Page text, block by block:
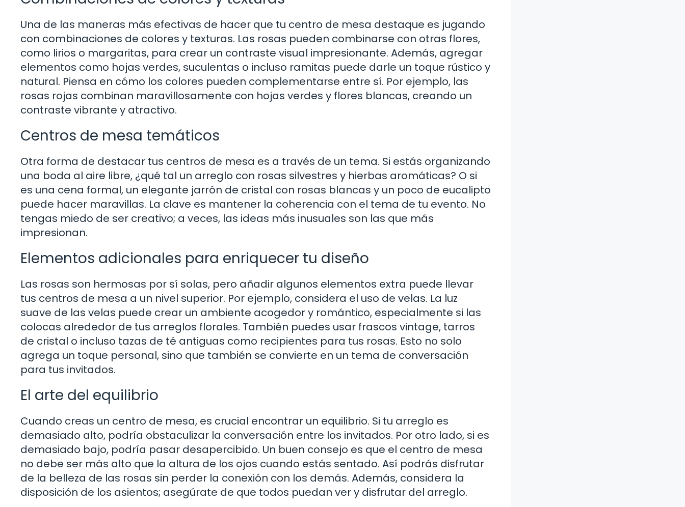
Una de las maneras más efectivas de hacer que tu centro de mesa destaque es jugando
con combinaciones de colores y texturas. Las rosas pueden combinarse con otras flores,
como lirios o margaritas, para crear un contraste visual impresionante. Además, agregar
elementos como hojas verdes, suculentas o incluso ramitas puede darle un toque rústico y
natural. Piensa en cómo los colores pueden complementarse entre sí. Por ejemplo, las
rosas rojas combinan maravillosamente con hojas verdes y flores blancas, creando un
contraste vibrante y atractivo.
Centros de mesa temáticos
Otra forma de destacar tus centros de mesa es a través de un tema. Si estás organizando
una boda al aire libre, ¿qué tal un arreglo con rosas silvestres y hierbas aromáticas? O si
es una cena formal, un elegante jarrón de cristal con rosas blancas y un poco de eucalipto
puede hacer maravillas. La clave es mantener la coherencia con el tema de tu evento. No
tengas miedo de ser creativo; a veces, las ideas más inusuales son las que más
impresionan.
Elementos adicionales para enriquecer tu diseño
Las rosas son hermosas por sí solas, pero añadir algunos elementos extra puede llevar
tus centros de mesa a un nivel superior. Por ejemplo, considera el uso de velas. La luz
suave de las velas puede crear un ambiente acogedor y romántico, especialmente si las
colocas alrededor de tus arreglos florales. También puedes usar frascos vintage, tarros
de cristal o incluso tazas de té antiguas como recipientes para tus rosas. Esto no solo
agrega un toque personal, sino que también se convierte en un tema de conversación
para tus invitados.
El arte del equilibrio
Cuando creas un centro de mesa, es crucial encontrar un equilibrio. Si tu arreglo es
demasiado alto, podría obstaculizar la conversación entre los invitados. Por otro lado, si es
demasiado bajo, podría pasar desapercibido. Un buen consejo es que el centro de mesa
no debe ser más alto que la altura de los ojos cuando estás sentado. Así podrás disfrutar
de la belleza de las rosas sin perder la conexión con los demás. Además, considera la
disposición de los asientos; asegúrate de que todos puedan ver y disfrutar del arreglo.